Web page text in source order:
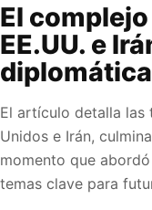
El
EE.UU. e
El artículo detalla las
Unidos e Irán,
momento que
temas clave para